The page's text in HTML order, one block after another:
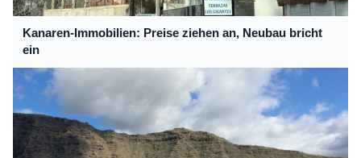
Kanaren-Immobilien: Preise ziehen an, Neubau bricht
ein